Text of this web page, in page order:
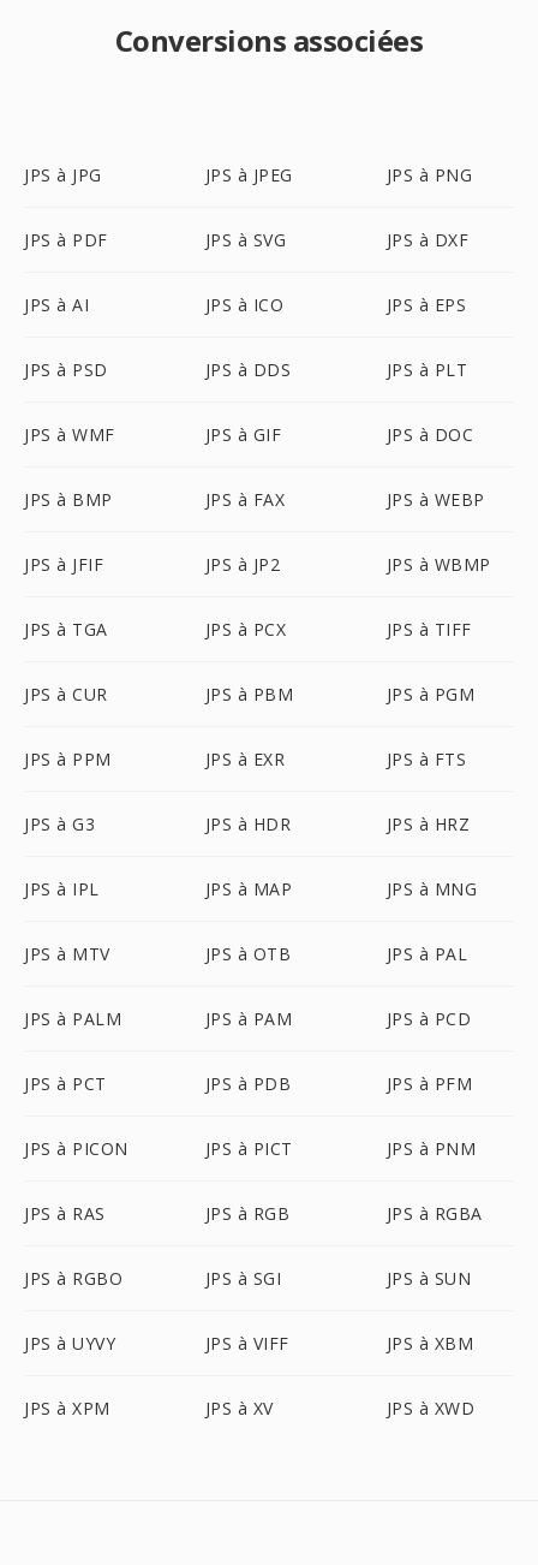
Conversions associées
JPS à JPG JPS à JPEG JPS à PNG
JPS à PDF JPS à SVG JPS à DXF
JPS à AI JPS à ICO JPS à EPS
JPS à PSD JPS à DDS JPS à PLT
JPS à WMF JPS à GIF JPS à DOC
JPS à BMP JPS à FAX JPS à WEBP
JPS à JFIF JPS à JP2 JPS à WBMP
JPS à TGA JPS à PCX JPS à TIFF
JPS à CUR JPS à PBM JPS à PGM
JPS à PPM JPS à EXR JPS à FTS
JPS à G3 JPS à HDR JPS à HRZ
JPS à IPL JPS à MAP JPS à MNG
JPS à MTV JPS à OTB JPS à PAL
JPS à PALM JPS à PAM JPS à PCD
JPS à PCT JPS à PDB JPS à PFM
JPS à PICON JPS à PICT JPS à PNM
JPS à RAS JPS à RGB JPS à RGBA
JPS à RGBO JPS à SGI JPS à SUN
JPS à UYVY JPS à VIFF JPS à XBM
JPS à XPM JPS à XV JPS à XWD